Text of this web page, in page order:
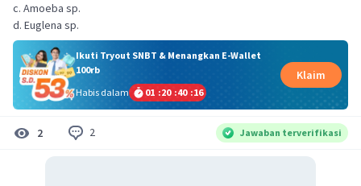
c. Amoeba sp.
d. Euglena sp.
Ikuti Tryout SNBT & Menangkan E-Wallet
100rb
Habis dalam
01 :20 :40 :15
Klaim
2 2 Jawaban terverifikasi